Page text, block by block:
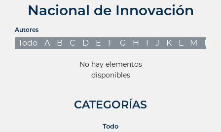
Nacional de Innovación
Autores
Todo A B C D E F G H I J K L M N
No hay elementos
disponibles
CATEGORÍAS
Todo